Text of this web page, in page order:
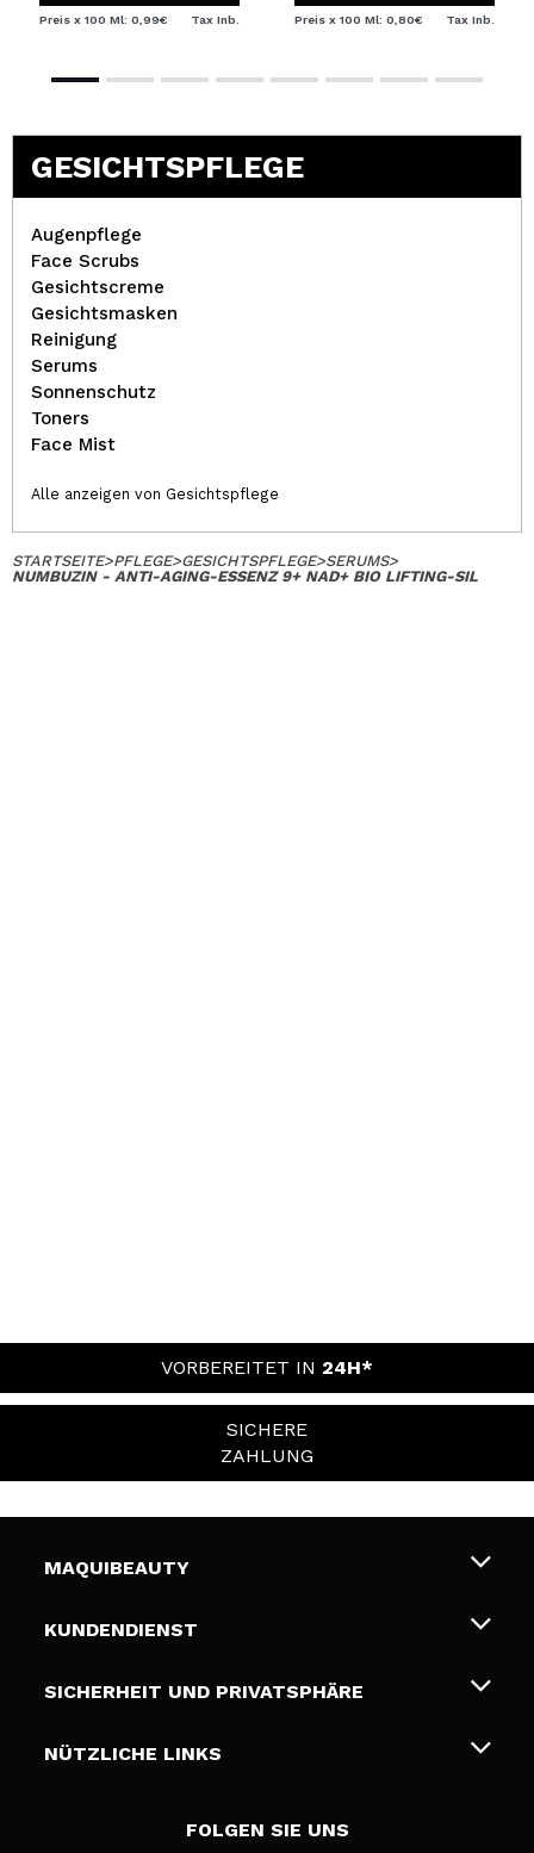
Preis x 100 Ml: 0,99€ Tax Inb. Preis x 100 Ml: 0,80€ Tax Inb.
GESICHTSPFLEGE
Augenpflege
Face Scrubs
Gesichtscreme
Gesichtsmasken
Reinigung
Serums
Sonnenschutz
Toners
Face Mist
Alle anzeigen von Gesichtspflege
STARTSEITE>PFLEGE>GESICHTSPFLEGE>SERUMS>
NUMBUZIN - ANTI-AGING-ESSENZ 9+ NAD+ BIO LIFTING-SIL
VORBEREITET IN 24H*
SICHERE
ZAHLUNG
MAQUIBEAUTY
Über uns
Geschenkkarten
KUNDENDIENST
Liefer- und Versandkosten
Zahlung
SICHERHEIT UND PRIVATSPHÄRE
Bedingungen und Datenschutz
NÜTZLICHE LINKS
FOLGEN SIE UNS